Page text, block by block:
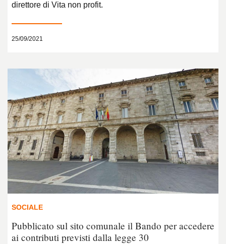
direttore di Vita non profit.
25/09/2021
SOCIALE
Pubblicato sul sito comunale il Bando per accedere
ai contributi previsti dalla legge 30